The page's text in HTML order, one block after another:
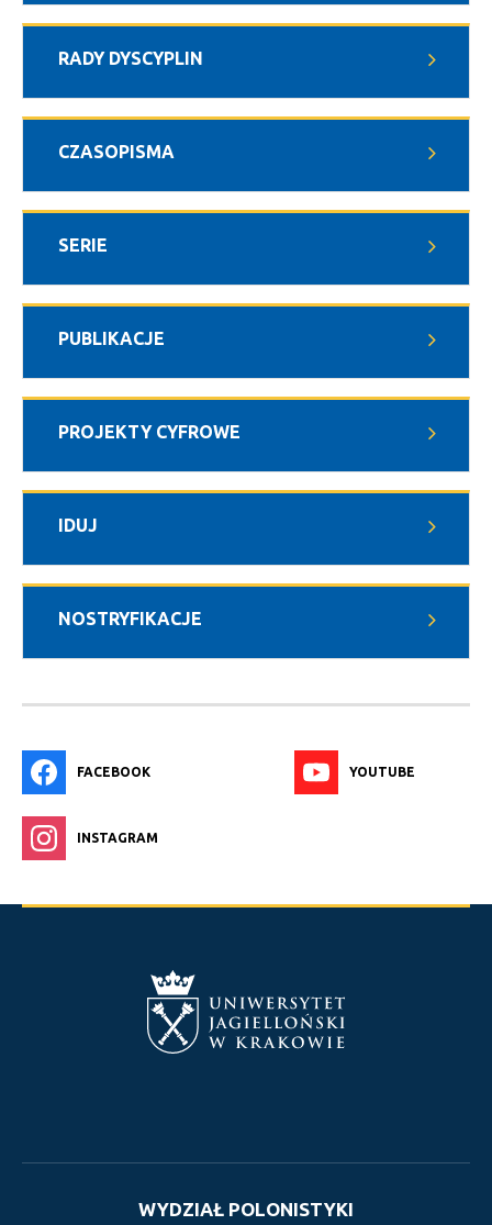
RADY DYSCYPLIN
CZASOPISMA
SERIE
PUBLIKACJE
PROJEKTY CYFROWE
IDUJ
NOSTRYFIKACJE
FACEBOOK YOUTUBE
INSTAGRAM
WYDZIAŁ POLONISTYKI